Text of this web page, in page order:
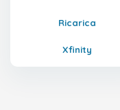
Ricarica
Xfinity